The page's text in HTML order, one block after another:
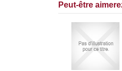
Peut-être